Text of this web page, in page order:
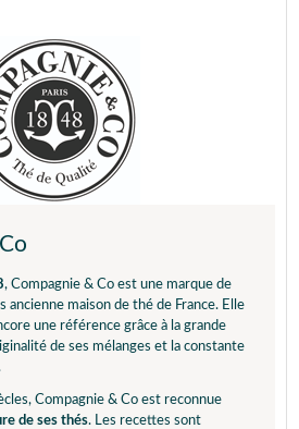
, Compagnie & Co est une marque de
ancienne maison de thé de France. Elle
une référence grâce à la grande
de ses mélanges et la constante
Compagnie & Co est reconnue
de ses thés. Les recettes sont